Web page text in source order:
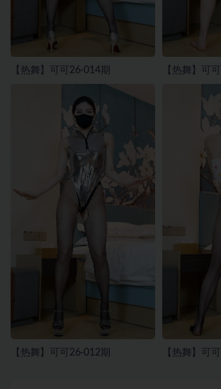
【热舞】可可26-014期 【热舞】可
【热舞】可可26-012期 【热舞】可